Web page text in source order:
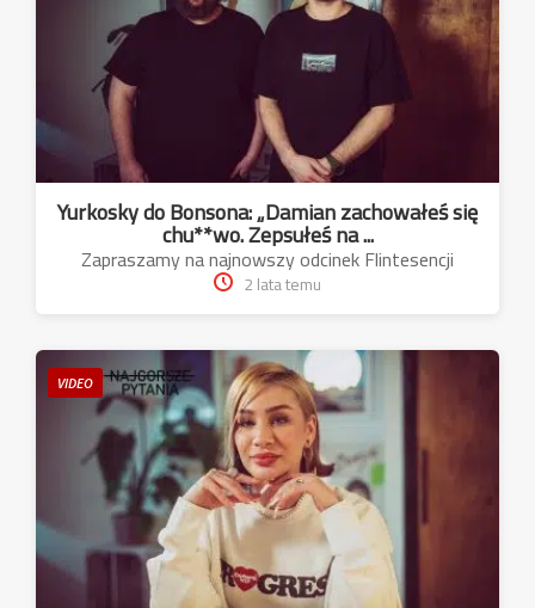
Yurkosky do Bonsona: „Damian zachowałeś się
chu**wo. Zepsułeś na ...
Zapraszamy na najnowszy odcinek Flintesencji
2 lata temu
VIDEO